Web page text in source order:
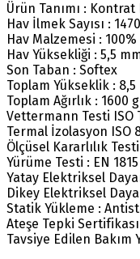
Ürün Tanımı :
Hav İlmek Sayısı :
Hav Malzemesi :
Hav Yüksekliği : 5,5
Son Taban : Softex
Toplam Yükseklik : 8,5
Toplam Ağırlık : 1600
Vettermann Testi ISO
Termal İzolasyon ISO
Ölçüsel Kararlılık
Yürüme Testi : EN 1815
Yatay Elektriksel
Dikey Elektriksel
Statik Yükleme :
Ateşe Tepki
Tavsiye Edilen Bakım